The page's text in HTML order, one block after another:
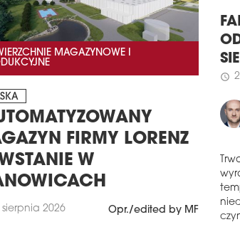
MAGAZYNOWE I
FIRMY LORENZ
W
sierpnia 2026 Opr./edited by MF